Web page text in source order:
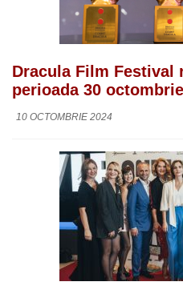
Dracula Film Festival
perioada 30
10 OCTOMBRIE 2024